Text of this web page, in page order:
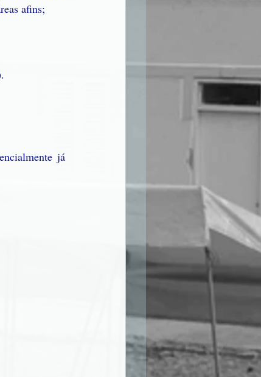
afins;
já